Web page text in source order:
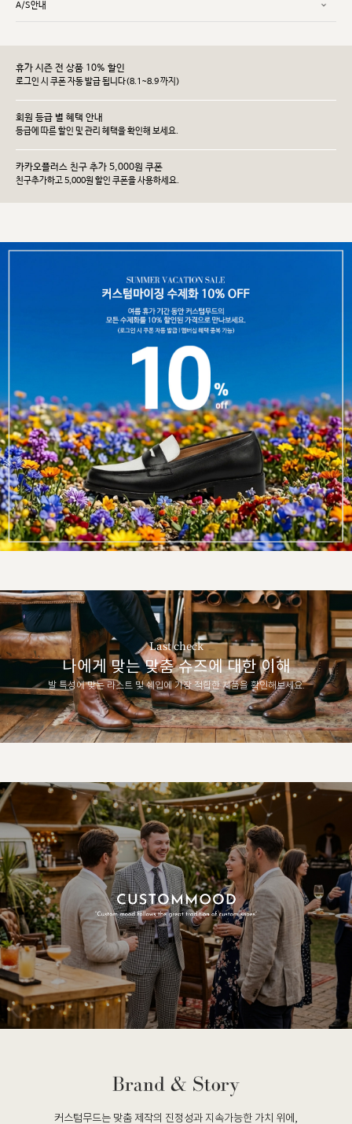
A/S안내
휴가 시즌 전 상품 10% 할인
로그인 시 쿠폰 자동 발급 됩니다(8.1~8.9 까지)
회원 등급 별 혜택 안내
등급에 따른 할인 및 관리 헤택을 확인해 보세요.
카카오플러스 친구 추가 5,000원 쿠폰
친구추가하고 5,000원 할인 쿠폰을 사용하세요.
Last check
나에게 맞는 맞춤 슈즈에 대한 이해
발 특성에 맞는 라스트 및 쉐입에 가장 적합한 제품을 확인해보세요.
커스텀무드는 맞춤 제작의 진정성과 지속가능한 가치 위에,